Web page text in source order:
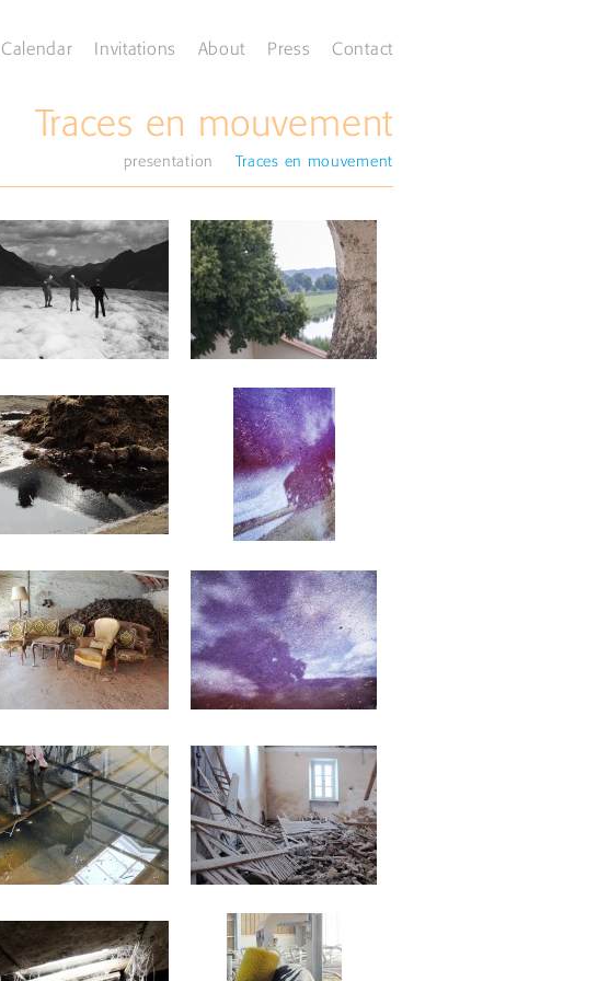
Calendar Invitations About Press Contact
Traces en mouvement
presentation Traces en mouvement